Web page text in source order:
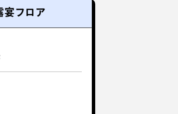
宴フロア